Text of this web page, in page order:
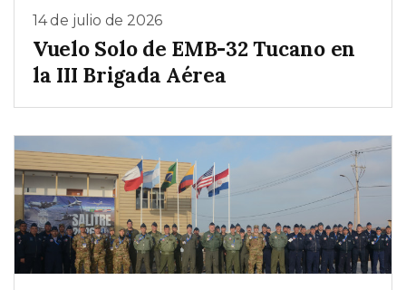
14 de julio de 2026
Vuelo Solo de EMB-32 Tucano en
la III Brigada Aérea